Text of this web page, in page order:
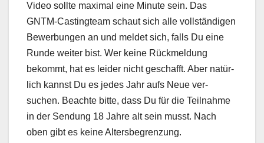
Video sollte max­i­mal eine Minute sein. Das
GNTM-Cast­ingteam schaut sich alle voll­ständi­gen
Bewer­bun­gen an und meldet sich, falls Du eine
Runde weit­er bist. Wer keine Rück­mel­dung
bekommt, hat es lei­der nicht geschafft. Aber natür­
lich kannst Du es jedes Jahr aufs Neue ver­
suchen. Beachte bitte, dass Du für die Teil­nahme
in der Sendung 18 Jahre alt sein musst. Nach
oben gibt es keine Alters­be­gren­zung.